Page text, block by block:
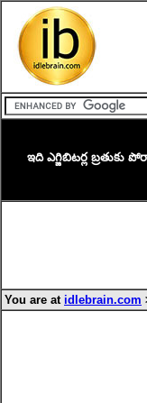
ఇది ఎగ్జిబిటర్ల
You are at idlebrain.com